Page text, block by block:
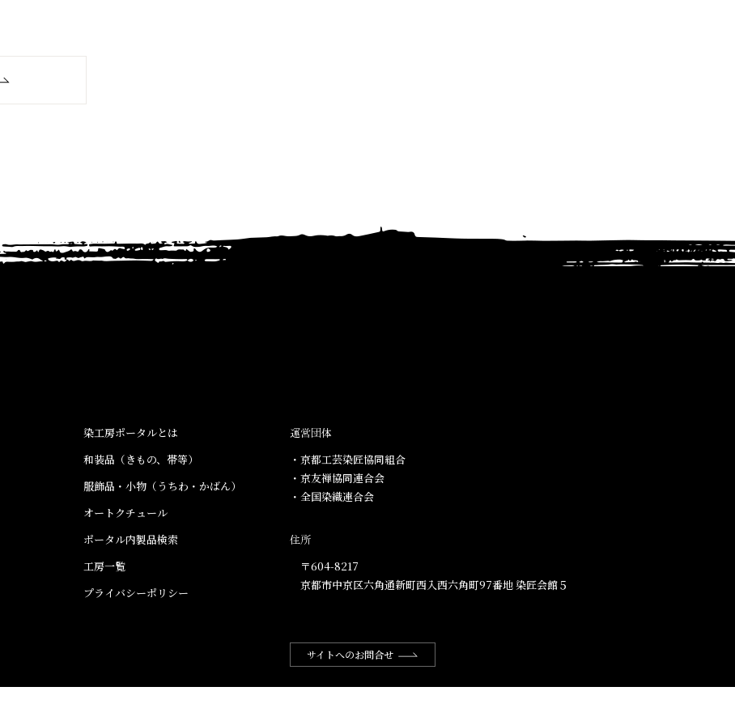
染工房ポータルとは
和装品（きもの、帯等）​
服飾品・小物​（うちわ・かばん）
オートクチュール
ポータル内製品検索
工房一覧
プライバシーポリシー
運営団体
・京都工芸染匠協同組合​
・京友禅協同連合会
・全国染織連合会
住所
〒604-8217
京都市中京区六角通新町西入西六角町97番地​ 染匠会館５
サイトへのお問合せ